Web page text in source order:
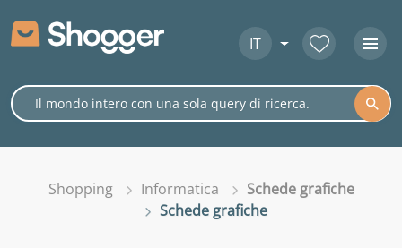
IT
Shopping Informatica
Schede grafiche
Schede grafiche